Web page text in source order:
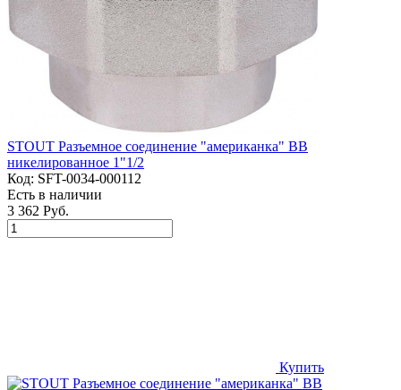
STOUT Разъемное соединение "американка" ВВ
никелированное 1"1/2
Код: SFT-0034-000112
Есть в наличии
3 362 Руб.
Купить